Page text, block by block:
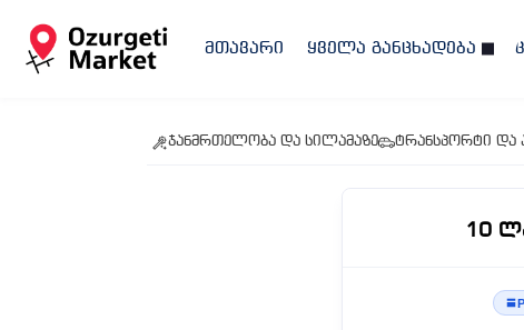
მთავარი ყველა განცხადება
ჯანმრთელობა და სილამაზე ტრანსპორტი და
10